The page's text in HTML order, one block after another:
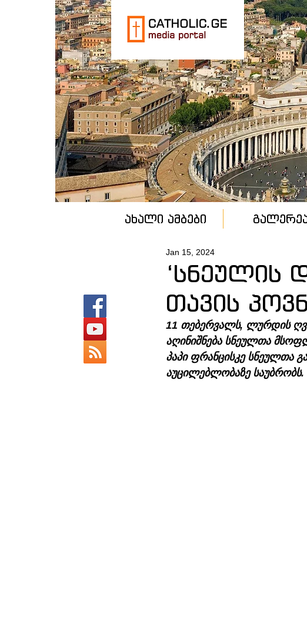
ახალი ამბები
‘სნეულის
თავის
Jan 15, 2024
11 თებერვალს, ლურდის
აღინიშნება სნეულთა
პაპი ფრანცისკე სნეულთა
აუცილებლობაზე საუბრობს.